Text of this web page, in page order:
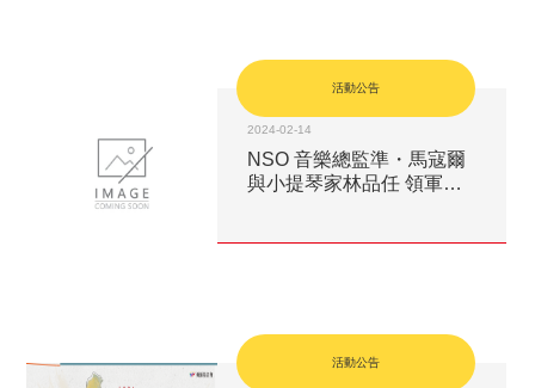
活動公告
2024-02-14
NSO 音樂總監準・馬寇爾
與小提琴家林品任 領軍青
活動公告